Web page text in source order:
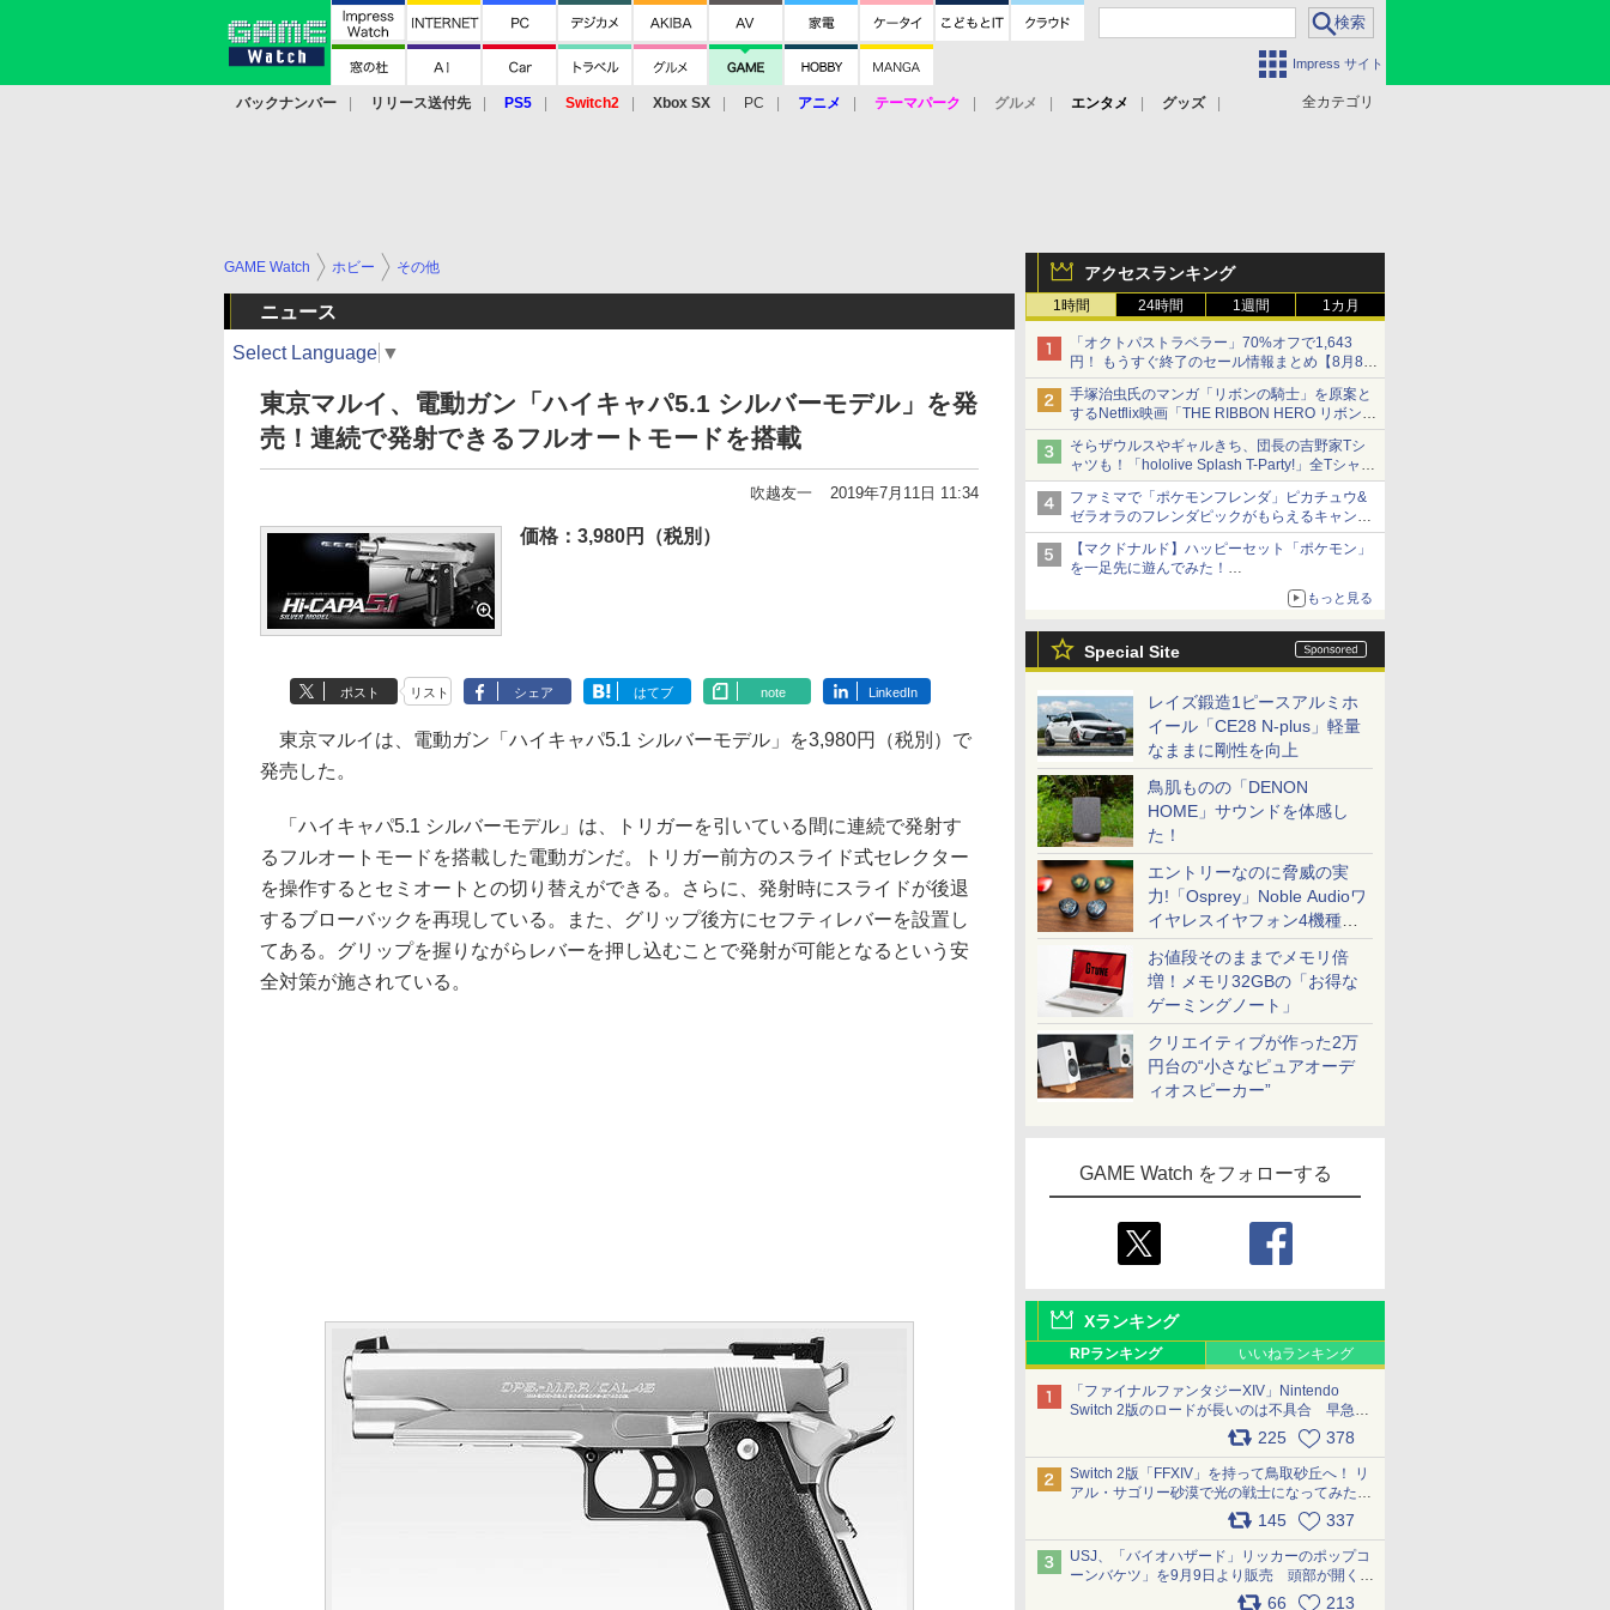
Impress サイト
全カテゴリ
バックナンバー リリース送付先 PS5 Switch2 Xbox SX PC アニメ テーマパーク グルメ エンタメ
グッズ
アクセスランキング
1時間 24時間 1週間 1カ月
「オクトパストラベラー」70%オフで1,643
円！ もうすぐ終了のセール情報まとめ【8月8日
更新】
ニンテンドーeショップでは「大神 絶景版」が
67%オフで990円
手塚治虫氏のマンガ「リボンの騎士」を原案と
するNetflix映画「THE RIBBON HERO リボンヒ
ーロー」本日配信開始
そらザウルスやギャルきち、団長の吉野家Tシ
ャツも！「hololive Splash T-Party!」全Tシャツ
ラインナップ公開＆オンライン販売開始
ファミマで「ポケモンフレンダ」ピカチュウ&
ゼラオラのフレンダピックがもらえるキャンペ
ーン開催！
【マクドナルド】ハッピーセット「ポケモン」
を一足先に遊んでみた！
30周年を記念して30種類のポケモンがおもちゃ
もっと見る
Special Site
レイズ鍛造1ピースアルミホ
イール「CE28 N-plus」軽量
なままに剛性を向上
鳥肌ものの「DENON
HOME」サウンドを体感し
た！
エントリーなのに脅威の実
力!「Osprey」Noble Audioワ
イヤレスイヤフォン4機種を
一気に聴く
お値段そのままでメモリ倍
増！メモリ32GBの「お得な
ゲーミングノート」
クリエイティブが作った2万
円台の“小さなピュアオーデ
ィオスピーカー”
GAME Watch をフォローする
Xランキング
RPランキング いいねランキング
「ファイナルファンタジーXIV」Nintendo
Switch 2版のロードが長いのは不具合 早急に
アップデートできるよう対応中225 378
Switch 2版「FFXIV」を持って鳥取砂丘へ！ リ
アル・サゴリー砂漠で光の戦士になってみた
145 337
USJ、「バイオハザード」リッカーのポップコ
ーンバケツ」を9月9日より販売 頭部が開く仕
組み。味は恐怖を堪のう「味噌フレーバー」
66 213
GAME Watch ホビー その他
ニュース
Select Language ▼
東京マルイ、電動ガン「ハイキャパ5.1 シルバーモデル」を発
売！連続で発射できるフルオートモードを搭載
吹越友一 2019年7月11日 11:34
価格：3,980円（税別）
ポスト リスト シェア はてブ note LinkedIn
東京マルイは、電動ガン「ハイキャパ5.1 シルバーモデル」を3,980円（税別）で
発売した。
「ハイキャパ5.1 シルバーモデル」は、トリガーを引いている間に連続で発射す
るフルオートモードを搭載した電動ガンだ。トリガー前方のスライド式セレクター
を操作するとセミオートとの切り替えができる。さらに、発射時にスライドが後退
するブローバックを再現している。また、グリップ後方にセフティレバーを設置し
てある。グリップを握りながらレバーを押し込むことで発射が可能となるという安
全対策が施されている。